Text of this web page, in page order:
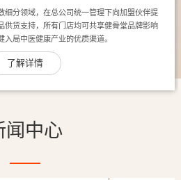
细分领域，在总公司统一管理下向加盟伙伴提
供货支持，所有门店均可共享健骨堂品牌影响
局中医健康产业的优质渠道。
了解详情
闻中心